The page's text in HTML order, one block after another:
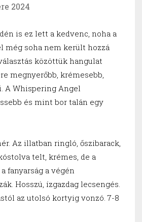
2024
is ez lett a kedvenc, noha a
még soha nem került hozzá
közöttük hangulat
megnyerőbb, krémesebb,
A Whispering Angel
és mint bor talán egy
Az illatban ringló, őszibarack,
telt, krémes, de a
fanyarság a végén
Hosszú, ízgazdag lecsengés.
az utolsó kortyig vonzó. 7-8